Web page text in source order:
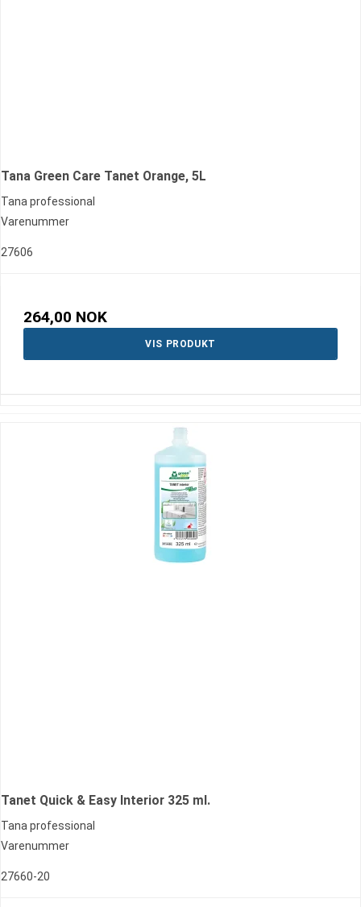
Tana Green Care Tanet Orange, 5L
Tana professional
Varenummer
27606
264,00 NOK
VIS PRODUKT
Tanet Quick & Easy Interior 325 ml.
Tana professional
Varenummer
27660-20